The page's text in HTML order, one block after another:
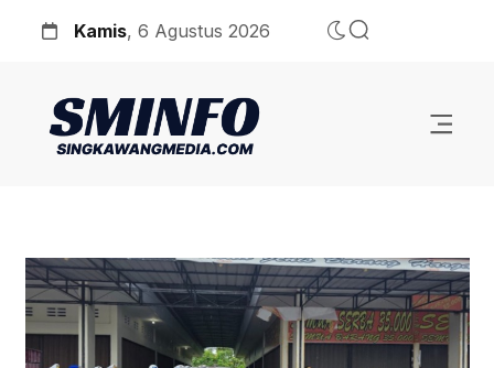
Kamis, 6 Agustus 2026